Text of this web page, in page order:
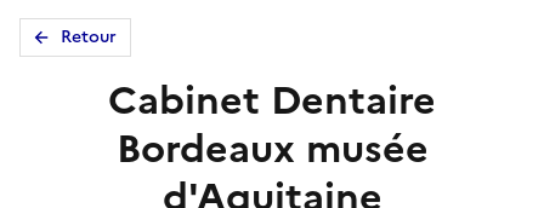
Retour
Cabinet Dentaire
Bordeaux musée